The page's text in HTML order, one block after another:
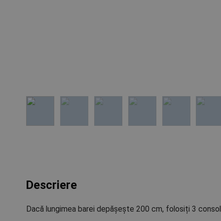
Descriere
Dacă lungimea barei depășește 200 cm, folosiți 3